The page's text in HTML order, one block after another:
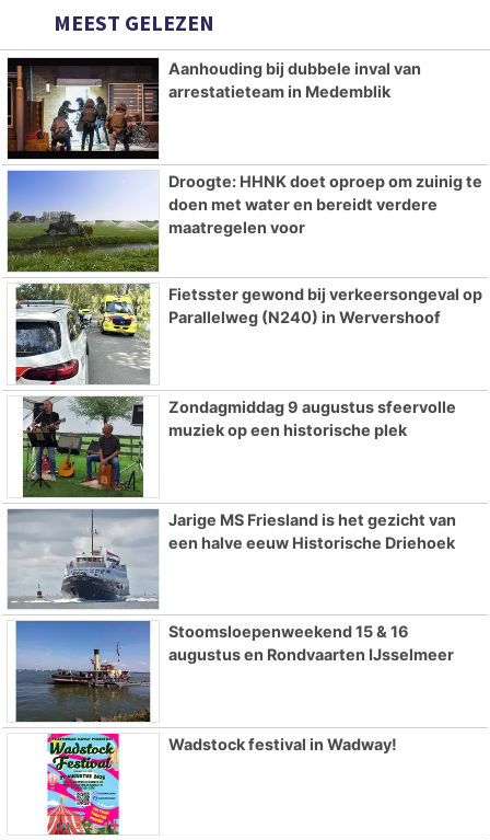
MEEST GELEZEN
Aanhouding bij dubbele inval van
arrestatieteam in Medemblik
Droogte: HHNK doet oproep om zuinig te
doen met water en bereidt verdere
maatregelen voor
Fietsster gewond bij verkeersongeval op
Parallelweg (N240) in Wervershoof
Zondagmiddag 9 augustus sfeervolle
muziek op een historische plek
Jarige MS Friesland is het gezicht van
een halve eeuw Historische Driehoek
Stoomsloepenweekend 15 & 16
augustus en Rondvaarten IJsselmeer
Wadstock festival in Wadway!